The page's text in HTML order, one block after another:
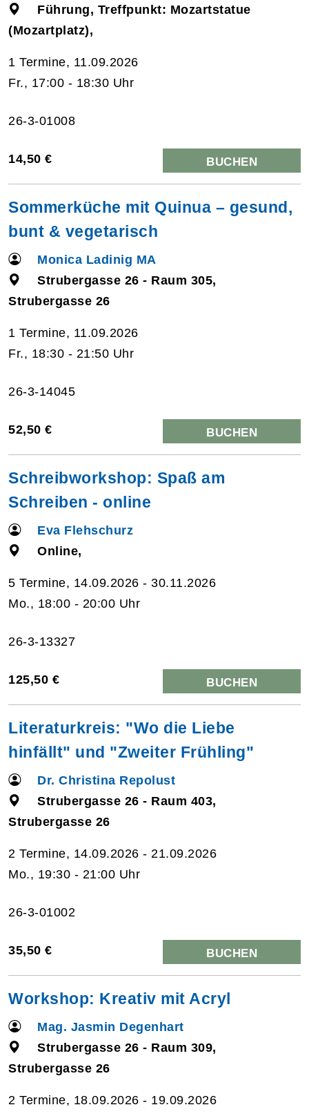
Führung, Treffpunkt: Mozartstatue
(Mozartplatz),
1 Termine, 11.09.2026
Fr., 17:00 - 18:30 Uhr
26-3-01008
14,50 € BUCHEN
Sommerküche mit Quinua – gesund,
bunt & vegetarisch
Monica Ladinig MA
Strubergasse 26 - Raum 305,
Strubergasse 26
1 Termine, 11.09.2026
Fr., 18:30 - 21:50 Uhr
26-3-14045
52,50 € BUCHEN
Schreibworkshop: Spaß am
Schreiben - online
Eva Flehschurz
Online,
5 Termine, 14.09.2026 - 30.11.2026
Mo., 18:00 - 20:00 Uhr
26-3-13327
125,50 € BUCHEN
Literaturkreis: "Wo die Liebe
hinfällt" und "Zweiter Frühling"
Dr. Christina Repolust
Strubergasse 26 - Raum 403,
Strubergasse 26
2 Termine, 14.09.2026 - 21.09.2026
Mo., 19:30 - 21:00 Uhr
26-3-01002
35,50 € BUCHEN
Workshop: Kreativ mit Acryl
Mag. Jasmin Degenhart
Strubergasse 26 - Raum 309,
Strubergasse 26
2 Termine, 18.09.2026 - 19.09.2026